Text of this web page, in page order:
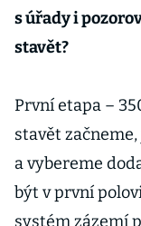
s úřady i
stavět?
První etapa –
stavět
a vybereme
být v první
systém zázemí